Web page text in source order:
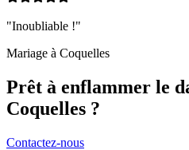
"Inoubliable !"
Mariage à Coquelles
Prêt à enflammer le
Coquelles ?
Contactez-nous